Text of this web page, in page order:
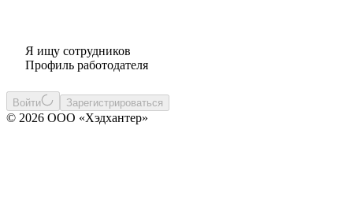
Я ищу сотрудников
Профиль работодателя
Войти Зарегистрироваться
© 2026 ООО «Хэдхантер»